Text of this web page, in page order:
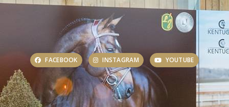
FACEBOOK INSTAGRAM YOUTUBE